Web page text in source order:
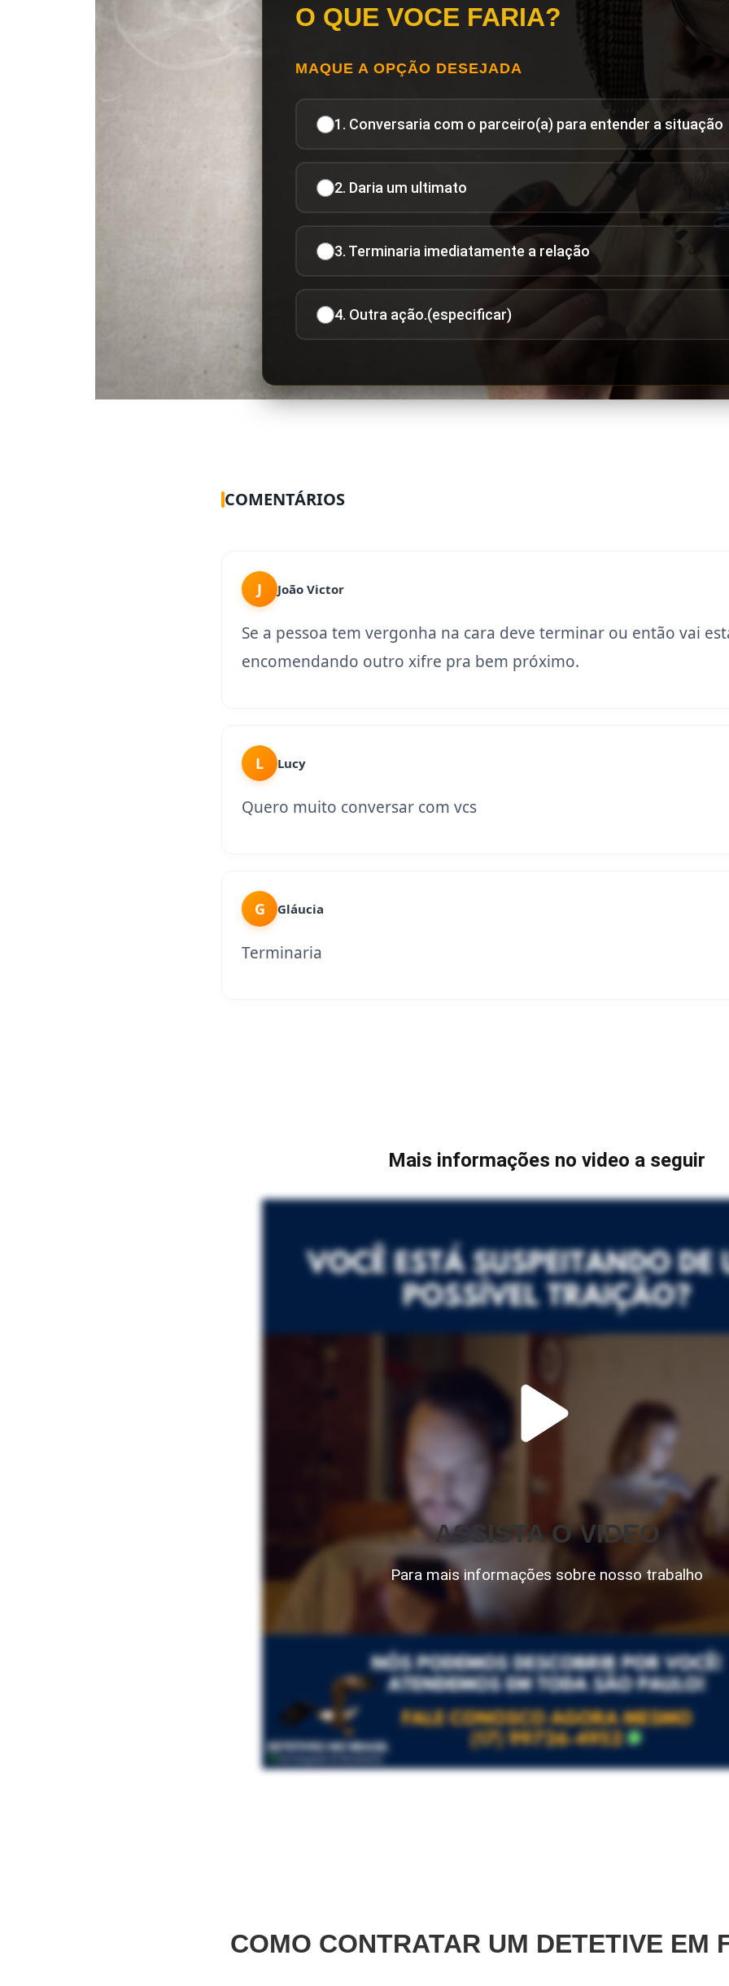
O QUE VOCE FARIA?
MAQUE A OPÇÃO DESEJADA
1. Conversaria com o parceiro(a) para entender a situação
2. Daria um ultimato
3. Terminaria imediatamente a relação
4. Outra ação.(especificar)
COMENTÁRIOS
J João Victor
Se a pessoa tem vergonha na cara deve terminar ou então vai
encomendando outro xifre pra bem próximo.
L Lucy
Quero muito conversar com vcs
G Gláucia
Terminaria
Mais informações no video a seguir
ASSISTA O VIDEO
Para mais informações sobre nosso trabalho
COMO CONTRATAR UM DETETIVE EM